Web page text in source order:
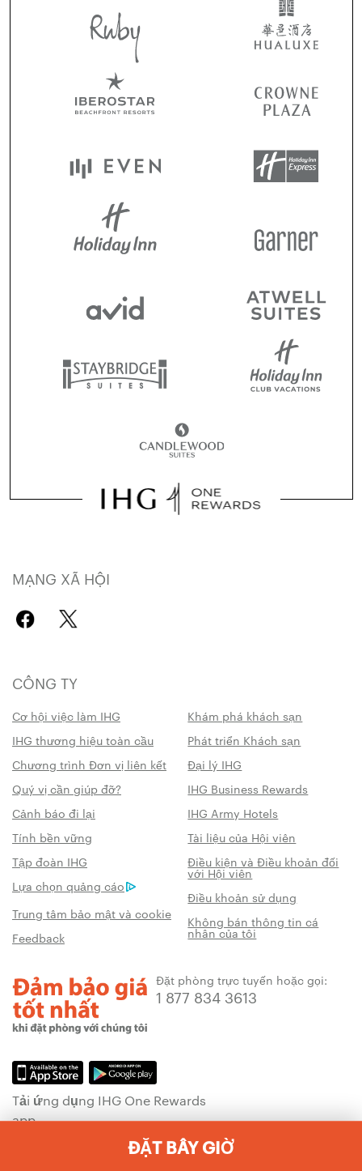
ĐẶT BÂY GIỜ
MẠNG XÃ HỘI
CÔNG TY
Cơ hội việc làm IHG
Khám phá khách sạn
IHG thương hiệu toàn cầu
Phát triển Khách sạn
Chương trình Đơn vị liên kết
Đại lý IHG
Quý vị cần giúp đỡ?
IHG Business Rewards
Cảnh báo đi lại
IHG Army Hotels
Tính bền vững
Tài liệu của Hội viên
Tập đoàn IHG
Điều kiện và Điều khoản đối
với Hội viên
Lựa chọn quảng cáo
Điều khoản sử dụng
Trung tâm bảo mật và cookie
Không bán thông tin cá
nhân của tôi
Feedback
Đặt phòng trực tuyến hoặc gọi:
1 877 834 3613
Tải ứng dụng IHG One Rewards
app
về đặt phòng
nhanh và Phần thưởng mọi lúc